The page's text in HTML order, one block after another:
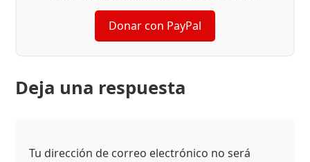
Donar con PayPal
Deja una respuesta
Tu dirección de correo electrónico no será